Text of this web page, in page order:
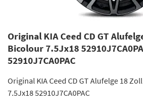
Original KIA Ceed CD GT
Bicolour 7.5Jx18
52910J7CA0PAC
Original KIA Ceed CD GT Alufelge 18
7.5Jx18 52910J7CA0PAC